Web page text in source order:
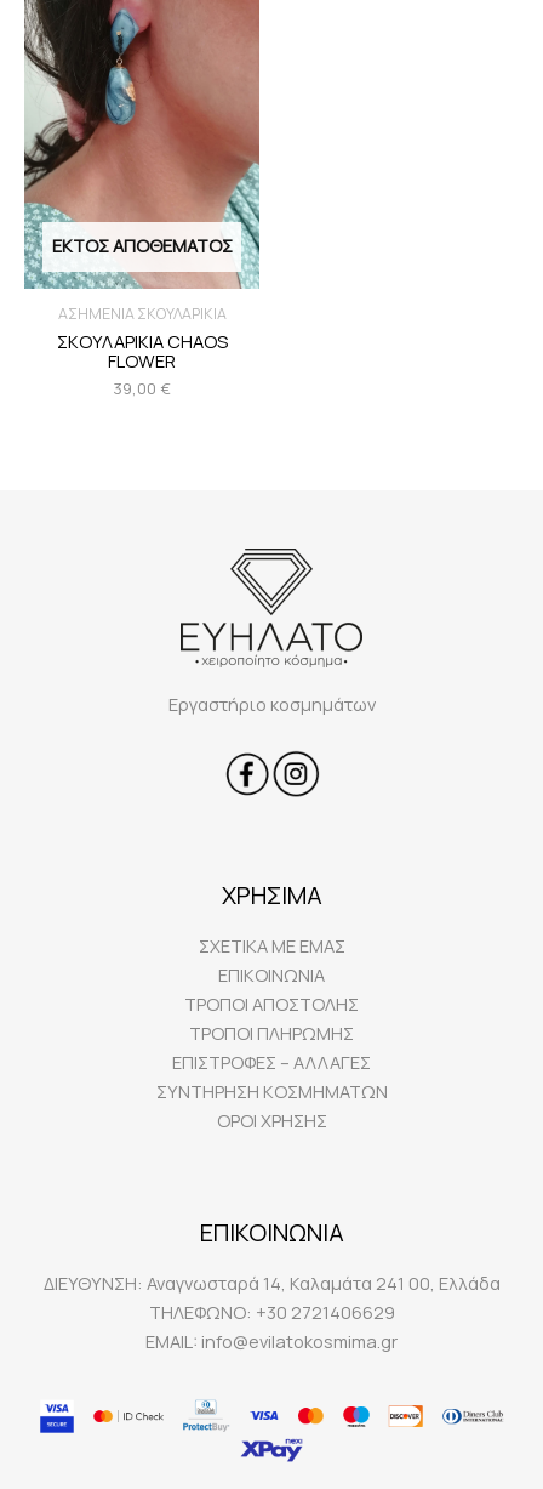
ΕΚΤΌΣ ΑΠΟΘΈΜΑΤΟΣ
ΑΣΗΜΕΝΙΑ ΣΚΟΥΛΑΡΙΚΙΑ
ΣΚΟΥΛΑΡΙΚΙΑ CHAOS
FLOWER
39,00 €
Εργαστήριο κοσμημάτων
ΧΡΗΣΙΜΑ
ΣΧΕΤΙΚΑ ΜΕ ΕΜΑΣ
ΕΠΙΚΟΙΝΩΝΙΑ
ΤΡΟΠΟΙ ΑΠΟΣΤΟΛΗΣ
ΤΡΟΠΟΙ ΠΛΗΡΩΜΗΣ
ΕΠΙΣΤΡΟΦΕΣ – ΑΛΛΑΓΕΣ
ΣΥΝΤΗΡΗΣΗ ΚΟΣΜΗΜΑΤΩΝ
ΟΡΟΙ ΧΡΗΣΗΣ
ΕΠΙΚΟΙΝΩΝΙΑ
ΔΙΕΥΘΥΝΣΗ: Αναγνωσταρά 14, Καλαμάτα 241 00, Ελλάδα
ΤΗΛΕΦΩΝΟ: +30 2721406629
EMAIL: info@evilatokosmima.gr